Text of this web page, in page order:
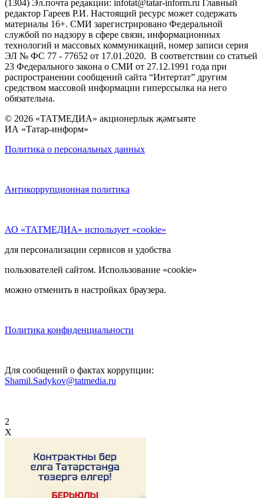
(1304) Эл.почта редакции: infotat@tatar-inform.ru Главный
редактор Гареев Р.И. Настоящий ресурс может содержать
материалы 16+. СМИ зарегистрировано Федеральной
службой по надзору в сфере связи, информационных
технологий и массовых коммуникаций, номер записи серия
ЭЛ № ФС 77 - 77652 от 17.01.2020. В соответствии со статьей
23 Федерального закона о СМИ от 27.12.1991 года при
распространении сообщений сайта “Интертат” другим
средством массовой информации гиперссылка на него
обязательна.
© 2026 «ТАТМЕДИА» акционерлык җәмгыяте
ИА «Татар-информ»
Политика о персональных данных
Антикоррупционная политика
АО «ТАТМЕДИА» использует «cookie»
для персонализации сервисов и удобства
пользователей сайтом. Использование «cookie»
можно отменить в настройках браузера.
Политика конфиденциальности
Для сообщений о фактах коррупции:
Shamil.Sadykov@tatmedia.ru
2
X